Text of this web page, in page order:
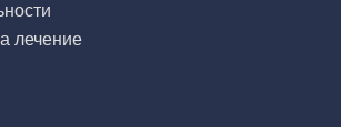
лечение